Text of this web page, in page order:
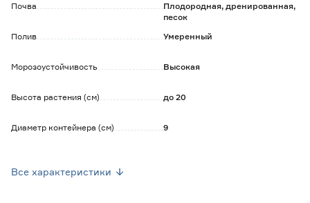
Почва
Плодородная, дренированная,
песок
Полив
Умеренный
Морозоустойчивость Высокая
Высота растения (см) до 20
Диаметр контейнера (см) 9
Все характеристики